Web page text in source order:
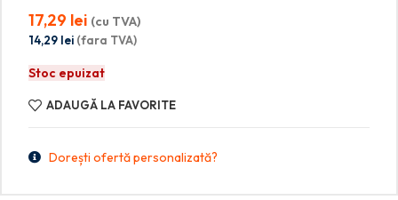
17,29 lei (cu TVA)
14,29 lei (fara TVA)
Stoc epuizat
ADAUGĂ LA FAVORITE
Dorești ofertă personalizată?